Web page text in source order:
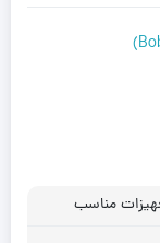
مناسب